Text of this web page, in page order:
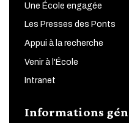
Une École engagée
Les Presses des Ponts
Appui à la recherche
Venir à l'École
Intranet
Informations